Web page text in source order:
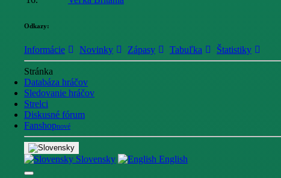
Odkazy:
Informácie Novinky Zápasy Tabuľka Štatistiky
Stránka
Databáza hráčov
Sledovanie hráčov
Strelci
Diskusné fórum
Fanshopnové
Slovensky English